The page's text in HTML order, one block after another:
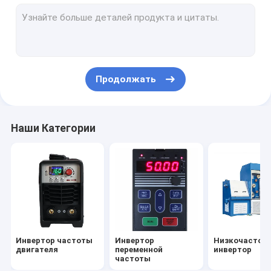
Продолжать
Наши Категории
Инвертор частоты
двигателя
Инвертор
переменной
частоты
инвертор